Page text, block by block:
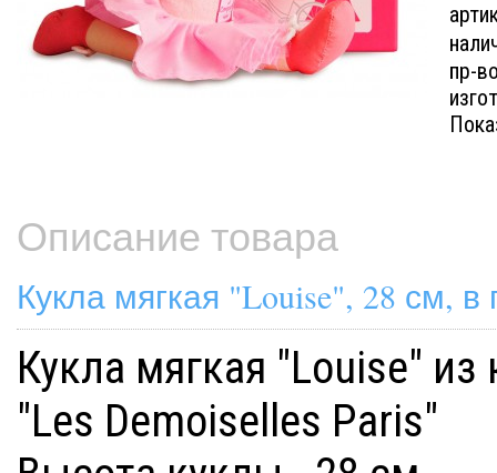
пр-
Описание товара
Кукла мягкая "Louise", 28 см,
Кукла мягкая "Louise"
"Les Demoiselles Paris"